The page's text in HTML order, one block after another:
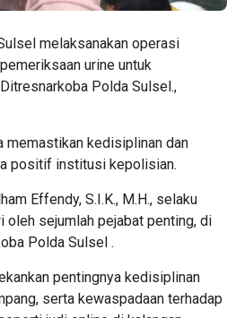
melaksanakan operasi
urine untuk
Polda Sulsel.,
memastikan kedisiplinan dan
positif institusi kepolisian.
Effendy, S.I.K., M.H., selaku
oleh sejumlah pejabat penting, di
Polda Sulsel .
pentingnya kedisiplinan
serta kewaspadaan terhadap